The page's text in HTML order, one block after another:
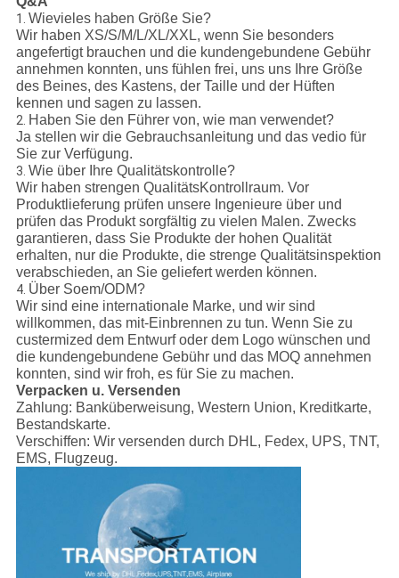
1. Wievieles haben Größe Sie?
Wir haben XS/S/M/L/XL/XXL, wenn Sie besonders
angefertigt brauchen und die kundengebundene Gebühr
annehmen konnten, uns fühlen frei, uns uns Ihre Größe
des Beines, des Kastens, der Taille und der Hüften
kennen und sagen zu lassen.
2. Haben Sie den Führer von, wie man verwendet?
Ja stellen wir die Gebrauchsanleitung und das vedio für
Sie zur Verfügung.
3. Wie über Ihre Qualitätskontrolle?
Wir haben strengen QualitätsKontrollraum. Vor
Produktlieferung prüfen unsere Ingenieure über und
prüfen das Produkt sorgfältig zu vielen Malen. Zwecks
garantieren, dass Sie Produkte der hohen Qualität
erhalten, nur die Produkte, die strenge Qualitätsinspektion
verabschieden, an Sie geliefert werden können.
4. Über Soem/ODM?
Wir sind eine internationale Marke, und wir sind
willkommen, das mit-Einbrennen zu tun. Wenn Sie zu
custermized dem Entwurf oder dem Logo wünschen und
die kundengebundene Gebühr und das MOQ annehmen
konnten, sind wir froh, es für Sie zu machen.
Verpacken u. Versenden
Zahlung: Banküberweisung, Western Union, Kreditkarte,
Bestandskarte.
Verschiffen: Wir versenden durch DHL, Fedex, UPS, TNT,
EMS, Flugzeug.